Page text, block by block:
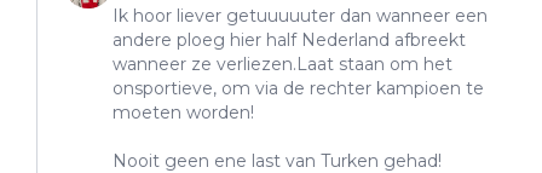
Ik hoor liever getuuuuuter dan wanneer een
andere ploeg hier half Nederland afbreekt
wanneer ze verliezen.Laat staan om het
onsportieve, om via de rechter kampioen te
moeten worden!
Nooit geen ene last van Turken gehad!